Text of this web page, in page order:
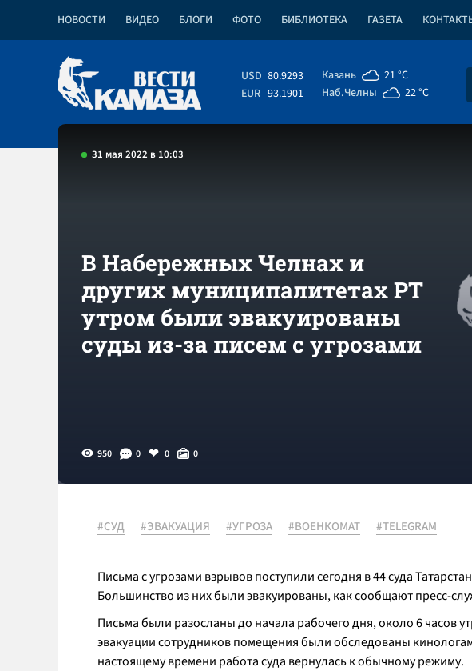
НОВОСТИ ВИДЕО БЛОГИ ФОТО БИБЛИОТЕКА ГАЗЕТА
USD 80.9293
EUR 93.1901
Казань
21 °C
Наб.Челны
22 °C
31 мая 2022 в 10:03
В Набережных Челнах и
других муниципалитетах РТ
утром были эвакуированы
суды из-за писем с угрозами
950 0 0 0
#СУД #ЭВАКУАЦИЯ #УГРОЗА #ВОЕНКОМАТ #TELEGRAM
Письма с угрозами взрывов поступили сегодня в 44 суда
Большинство из них были эвакуированы, как сообщают пресс-
Письма были разосланы до начала рабочего дня, около 6 часов
эвакуации сотрудников помещения были обследованы
настоящему времени работа суда вернулась к обычному режиму.